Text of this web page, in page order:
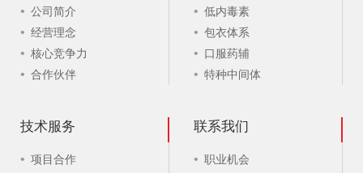
公司简介
经营理念
核心竞争力
合作伙伴
低内毒素
包衣体系
口服药辅
特种中间体
技术服务
项目合作
联系我们
职业机会